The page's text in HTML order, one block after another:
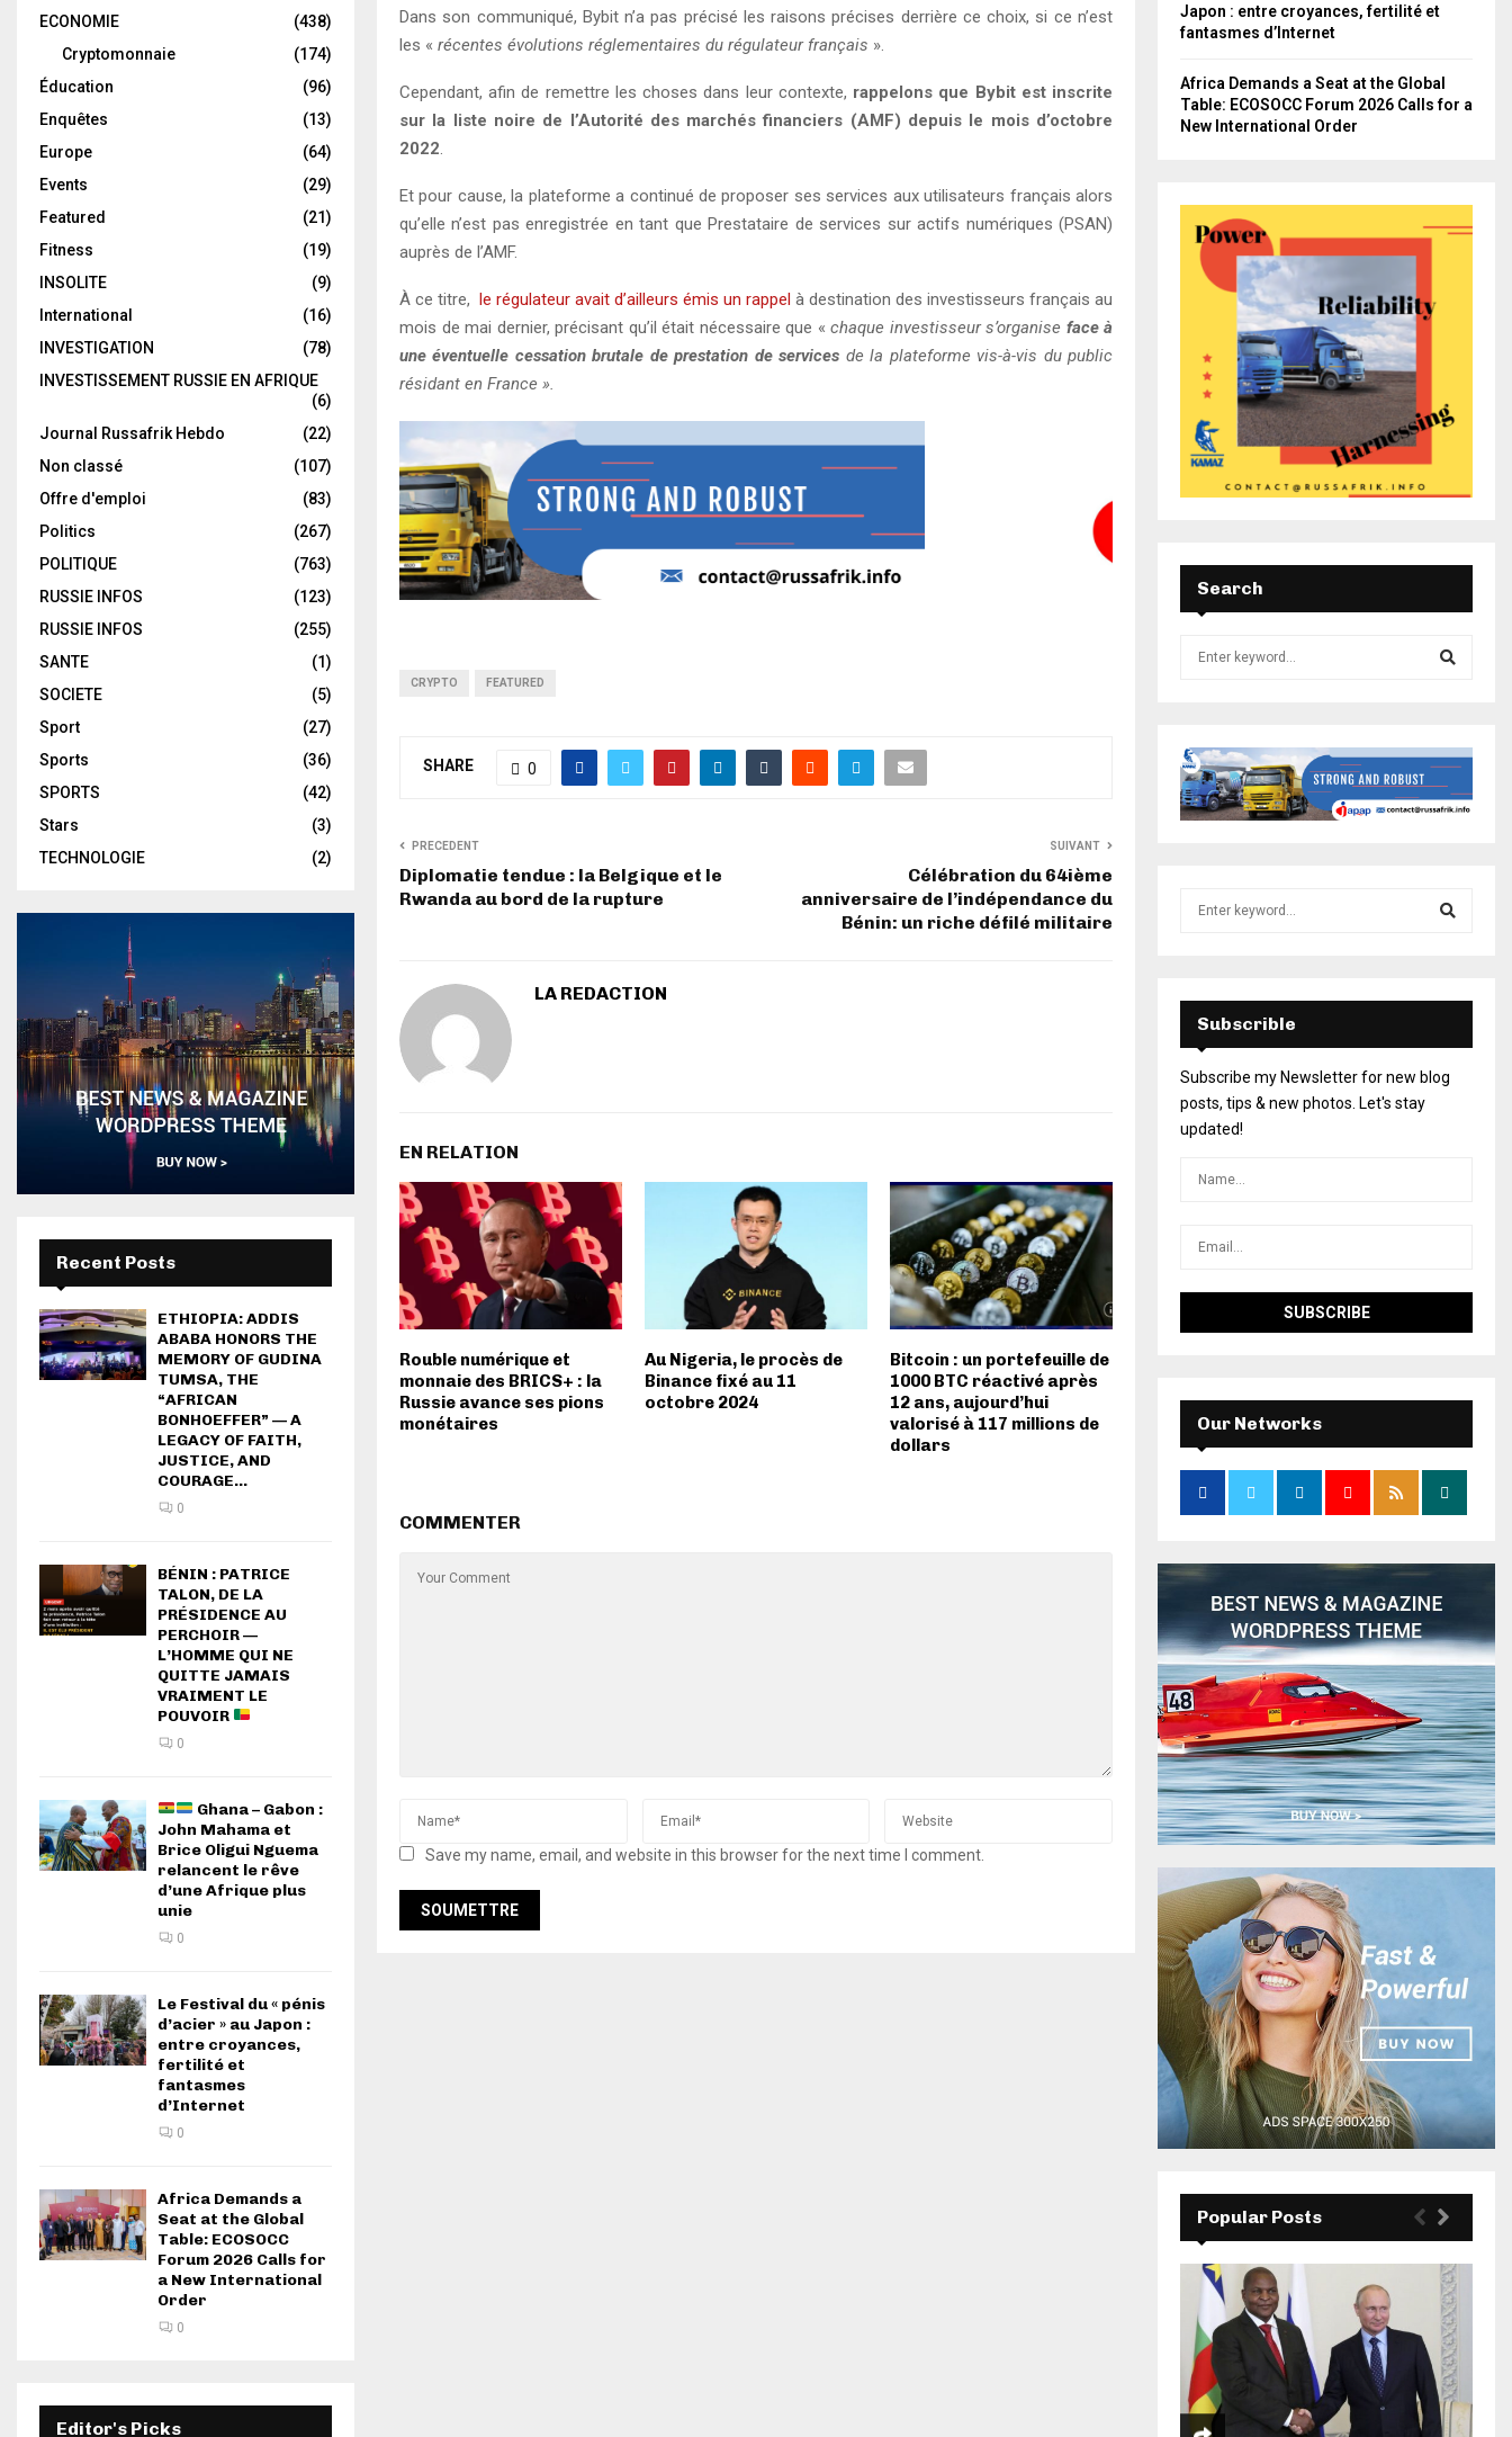
Dans son communiqué, Bybit n’a pas précisé les raisons précises derrière ce choix, si ce n’est
les « récentes évolutions réglementaires du régulateur français ».
Cependant, afin de remettre les choses dans leur contexte, rappelons que Bybit est inscrite
sur la liste noire de l’Autorité des marchés financiers (AMF) depuis le mois d’octobre
2022.
Et pour cause, la plateforme a continué de proposer ses services aux utilisateurs français alors
qu’elle n’est pas enregistrée en tant que Prestataire de services sur actifs numériques (PSAN)
auprès de l’AMF.
À ce titre, le régulateur avait d’ailleurs émis un rappel à destination des investisseurs français au
mois de mai dernier, précisant qu’il était nécessaire que « chaque investisseur s’organise face à
une éventuelle cessation brutale de prestation de services de la plateforme vis-à-vis du public
résidant en France ».
CRYPTO FEATURED
SHARE 0
PRECEDENT
Diplomatie tendue : la Belgique et le
Rwanda au bord de la rupture
SUIVANT
Célébration du 64ième
anniversaire de l’indépendance du
Bénin: un riche défilé militaire
LA REDACTION
EN RELATION
Rouble numérique et
monnaie des BRICS+ : la
Russie avance ses pions
monétaires
Au Nigeria, le procès de
Binance fixé au 11
octobre 2024
Bitcoin : un portefeuille de
1000 BTC réactivé après
12 ans, aujourd’hui
valorisé à 117 millions de
dollars
COMMENTER
Save my name, email, and website in this browser for the next time I comment.
ECONOMIE
(438)
Cryptomonnaie
(174)
Éducation
(96)
Enquêtes
(13)
Europe
(64)
Events
(29)
Featured
(21)
Fitness
(19)
INSOLITE
(9)
International
(16)
INVESTIGATION
(78)
INVESTISSEMENT RUSSIE EN AFRIQUE
(6)
Journal Russafrik Hebdo
(22)
Non classé
(107)
Offre d'emploi
(83)
Politics
(267)
POLITIQUE
(763)
RUSSIE INFOS
(123)
RUSSIE INFOS
(255)
SANTE
(1)
SOCIETE
(5)
Sport
(27)
Sports
(36)
SPORTS
(42)
Stars
(3)
TECHNOLOGIE
(2)
Recent Posts
ETHIOPIA: ADDIS
ABABA HONORS THE
MEMORY OF GUDINA
TUMSA, THE
“AFRICAN
BONHOEFFER” — A
LEGACY OF FAITH,
JUSTICE, AND
COURAGE...
0
BÉNIN : PATRICE
TALON, DE LA
PRÉSIDENCE AU
PERCHOIR —
L’HOMME QUI NE
QUITTE JAMAIS
VRAIMENT LE
POUVOIR
0
Ghana – Gabon :
John Mahama et
Brice Oligui Nguema
relancent le rêve
d’une Afrique plus
unie
0
Le Festival du « pénis
d’acier » au Japon :
entre croyances,
fertilité et
fantasmes
d’Internet
0
Africa Demands a
Seat at the Global
Table: ECOSOCC
Forum 2026 Calls for
a New International
Order
0
Editor's Picks
Japon : entre croyances, fertilité et
fantasmes d’Internet
Africa Demands a Seat at the Global
Table: ECOSOCC Forum 2026 Calls for a
New International Order
Search
Subscrible
Subscribe my Newsletter for new blog
posts, tips & new photos. Let's stay
updated!
Our Networks
Popular Posts